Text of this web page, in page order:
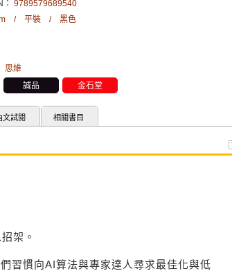
9789579689540
cm / 平裝 / 黑色
思維
誠品 金石堂
文試閱 相關書目
架。
慣向AI算法與專家達人尋求最佳化與低